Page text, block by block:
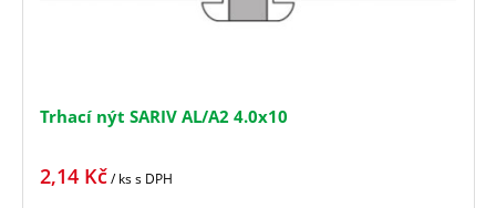
Trhací nýt SARIV AL/A2 4.0x10
2,14 Kč/ kss DPH